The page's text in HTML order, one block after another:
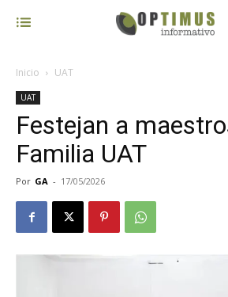
Inicio UAT
UAT
Festejan a
Familia UAT
Por GA - 17/05/2026